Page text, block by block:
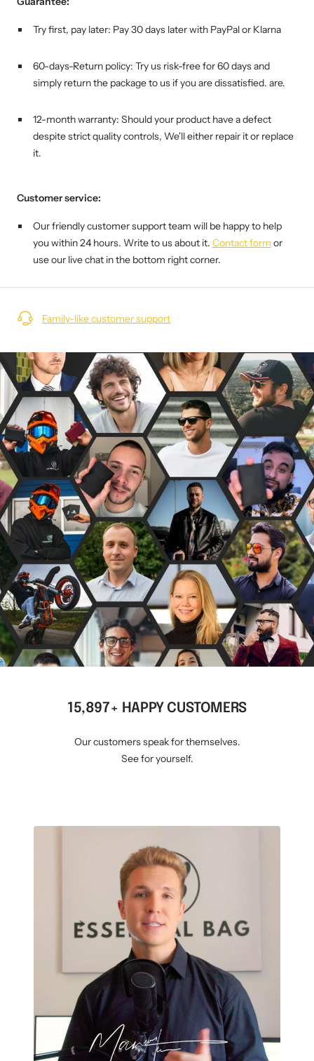
Try first, pay later: Pay 30 days later with PayPal or Klarna
60-days-Return policy: Try us risk-free for 60 days and
simply return the package to us if you are dissatisfied. are.
12-month warranty: Should your product have a defect
despite strict quality controls, We'll either repair it or replace
it.
Customer service:
Our friendly customer support team will be happy to help
you within 24 hours. Write to us about it. Contact form or
use our live chat in the bottom right corner.
Family-like customer support
15,897+ HAPPY CUSTOMERS
Our customers speak for themselves.
See for yourself.